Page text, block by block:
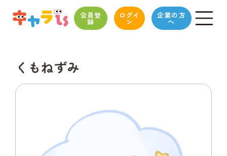
会員登
録
ログイ
ン
企業の方
へ
くもねずみ